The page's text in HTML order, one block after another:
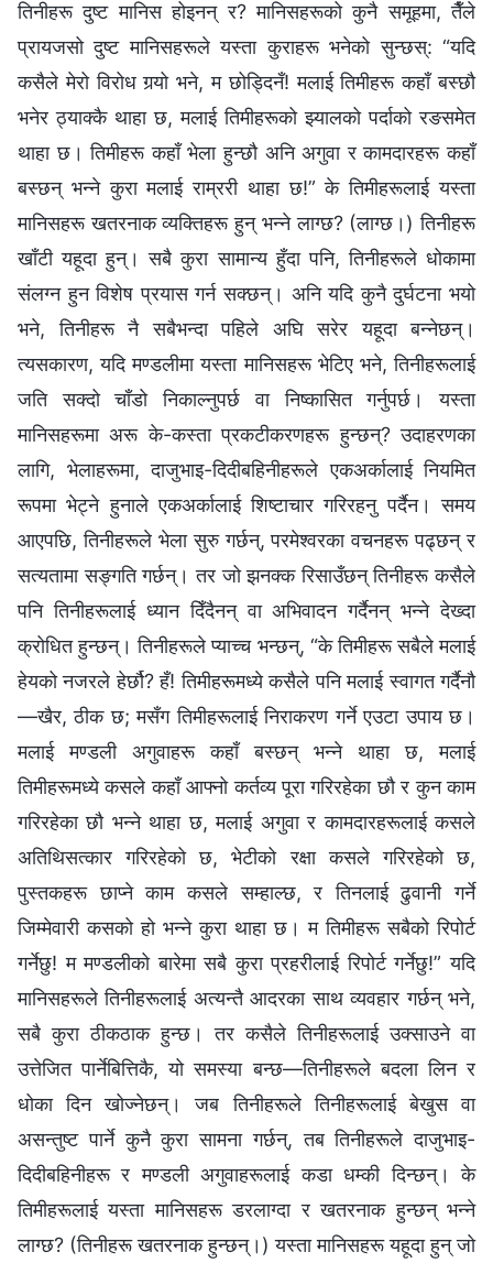
तिनीहरू दुष्ट मानिस होइनन् र? मानिसहरूको कुनै समूहमा, तैँले
प्रायजसो दुष्ट मानिसहरूले यस्ता कुराहरू भनेको सुन्छस्: “यदि
कसैले मेरो विरोध गर्‍यो भने, म छोड्दिनँ! मलाई तिमीहरू कहाँ बस्छौ
भनेर ठ्याक्कै थाहा छ, मलाई तिमीहरूको झ्यालको पर्दाको रङसमेत
थाहा छ। तिमीहरू कहाँ भेला हुन्छौ अनि अगुवा र कामदारहरू कहाँ
बस्छन् भन्ने कुरा मलाई राम्ररी थाहा छ!” के तिमीहरूलाई यस्ता
मानिसहरू खतरनाक व्यक्तिहरू हुन् भन्ने लाग्छ? (लाग्छ।) तिनीहरू
खाँटी यहूदा हुन्। सबै कुरा सामान्य हुँदा पनि, तिनीहरूले धोकामा
संलग्न हुन विशेष प्रयास गर्न सक्छन्। अनि यदि कुनै दुर्घटना भयो
भने, तिनीहरू नै सबैभन्दा पहिले अघि सरेर यहूदा बन्नेछन्।
त्यसकारण, यदि मण्डलीमा यस्ता मानिसहरू भेटिए भने, तिनीहरूलाई
जति सक्दो चाँडो निकाल्नुपर्छ वा निष्कासित गर्नुपर्छ। यस्ता
मानिसहरूमा अरू के-कस्ता प्रकटीकरणहरू हुन्छन्? उदाहरणका
लागि, भेलाहरूमा, दाजुभाइ-दिदीबहिनीहरूले एकअर्कालाई नियमित
रूपमा भेट्ने हुनाले एकअर्कालाई शिष्टाचार गरिरहनु पर्दैन। समय
आएपछि, तिनीहरूले भेला सुरु गर्छन्, परमेश्‍वरका वचनहरू पढ्छन् र
सत्यतामा सङ्गति गर्छन्। तर जो झनक्क रिसाउँछन् तिनीहरू कसैले
पनि तिनीहरूलाई ध्यान दिँदैनन् वा अभिवादन गर्दैनन् भन्ने देख्दा
क्रोधित हुन्छन्। तिनीहरूले प्याच्‍च भन्छन्, “के तिमीहरू सबैले मलाई
हेयको नजरले हेर्छौ? हँ! तिमीहरूमध्ये कसैले पनि मलाई स्वागत गर्दैनौ
—खैर, ठीक छ; मसँग तिमीहरूलाई निराकरण गर्ने एउटा उपाय छ।
मलाई मण्डली अगुवाहरू कहाँ बस्छन् भन्ने थाहा छ, मलाई
तिमीहरूमध्ये कसले कहाँ आफ्नो कर्तव्य पूरा गरिरहेका छौ र कुन काम
गरिरहेका छौ भन्ने थाहा छ, मलाई अगुवा र कामदारहरूलाई कसले
अतिथिसत्कार गरिरहेको छ, भेटीको रक्षा कसले गरिरहेको छ,
पुस्तकहरू छाप्ने काम कसले सम्हाल्छ, र तिनलाई ढुवानी गर्ने
जिम्मेवारी कसको हो भन्ने कुरा थाहा छ। म तिमीहरू सबैको रिपोर्ट
गर्नेछु! म मण्डलीको बारेमा सबै कुरा प्रहरीलाई रिपोर्ट गर्नेछु!” यदि
मानिसहरूले तिनीहरूलाई अत्यन्तै आदरका साथ व्यवहार गर्छन् भने,
सबै कुरा ठीकठाक हुन्छ। तर कसैले तिनीहरूलाई उक्साउने वा
उत्तेजित पार्नेबित्तिकै, यो समस्या बन्छ—तिनीहरूले बदला लिन र
धोका दिन खोज्नेछन्। जब तिनीहरूले तिनीहरूलाई बेखुस वा
असन्तुष्ट पार्ने कुनै कुरा सामना गर्छन्, तब तिनीहरूले दाजुभाइ-
दिदीबहिनीहरू र मण्डली अगुवाहरूलाई कडा धम्की दिन्छन्। के
तिमीहरूलाई यस्ता मानिसहरू डरलाग्दा र खतरनाक हुन्छन् भन्ने
लाग्छ? (तिनीहरू खतरनाक हुन्छन्।) यस्ता मानिसहरू यहूदा हुन् जो